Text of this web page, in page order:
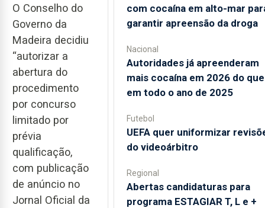
O Conselho do
Governo da
Madeira decidiu
“autorizar a
abertura do
procedimento
por concurso
limitado por
prévia
qualificação,
com publicação
de anúncio no
Jornal Oficial da
com cocaína em alto-mar
garantir apreensão da droga
Nacional
Autoridades já apreenderam
mais cocaína em 2026 do que
em todo o ano de 2025
Futebol
UEFA quer uniformizar
do videoárbitro
Regional
Abertas candidaturas para
programa ESTAGIAR T, L e +